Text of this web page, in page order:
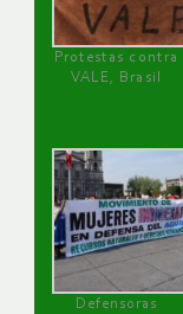
Protestas contra
VALE, Brasil
Defensoras